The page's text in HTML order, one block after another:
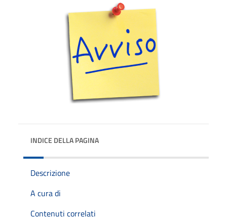
INDICE DELLA PAGINA
Descrizione
A cura di
Contenuti correlati